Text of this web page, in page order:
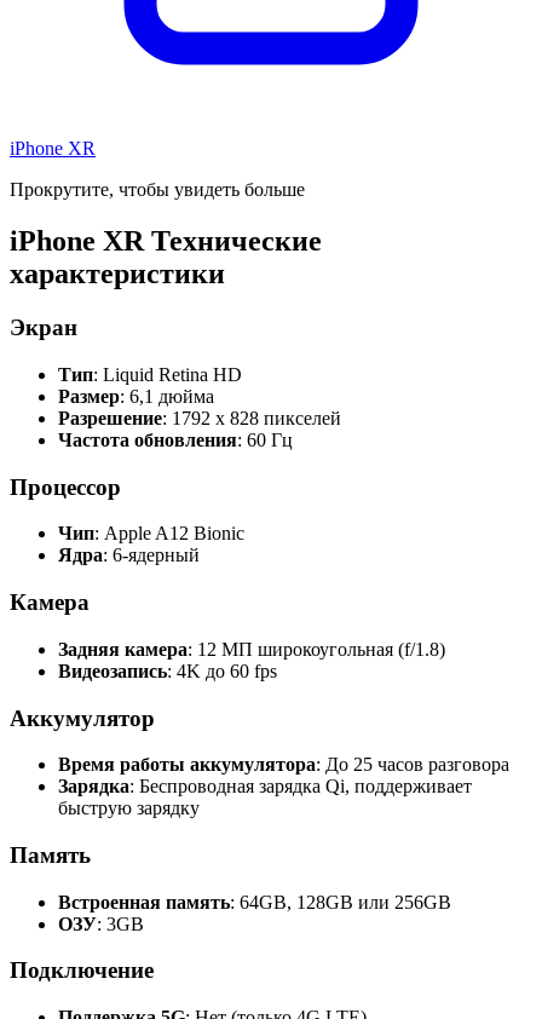
iPhone XR
Прокрутите, чтобы увидеть больше
iPhone XR Технические
характеристики
Экран
Тип: Liquid Retina HD
Размер: 6,1 дюйма
Разрешение: 1792 x 828 пикселей
Частота обновления: 60 Гц
Процессор
Чип: Apple A12 Bionic
Ядра: 6-ядерный
Камера
Задняя камера: 12 МП широкоугольная (f/1.8)
Видеозапись: 4K до 60 fps
Аккумулятор
Время работы аккумулятора: До 25 часов разговора
Зарядка: Беспроводная зарядка Qi, поддерживает
быструю зарядку
Память
Встроенная память: 64GB, 128GB или 256GB
ОЗУ: 3GB
Подключение